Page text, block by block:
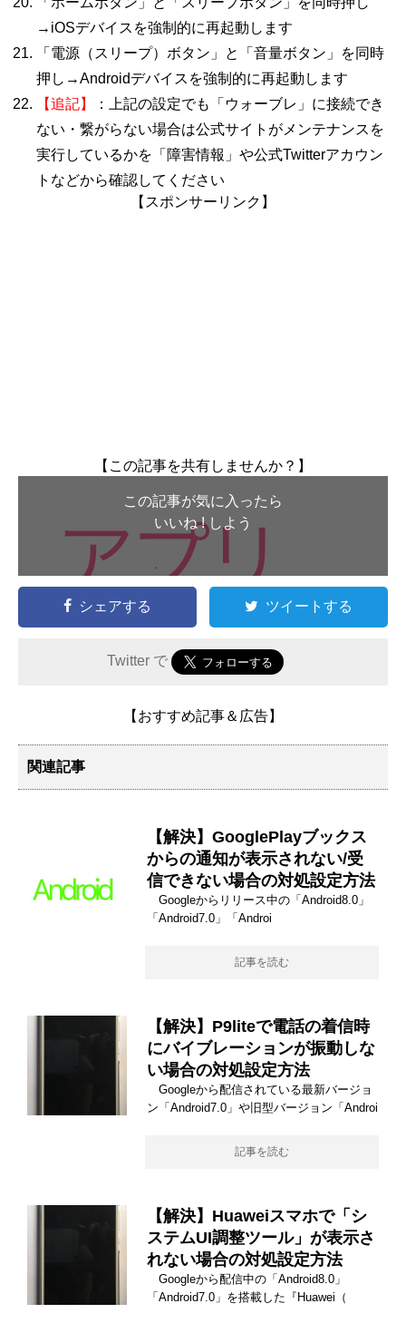
→iOSデバイスを強制的に再起動します
「電源（スリープ）ボタン」と「音量ボタン」を同時
押し→Androidデバイスを強制的に再起動します
【追記】
：上記の設定でも「ウォーブレ」に接続でき
ない・繋がらない場合は公式サイトがメンテナンスを
実行しているかを「障害情報」や公式Twitterアカウン
トなどから確認してください
【スポンサーリンク】
【この記事を共有しませんか？】
この記事が気に入ったら
いいね ! しよう
シェアする ツイートする
Twitter で
【おすすめ記事＆広告】
関連記事
【解決】GooglePlayブックス
からの通知が表示されない/受
信できない場合の対処設定方法
Googleからリリース中の「Android8.0」
「Android7.0」「Androi
記事を読む
【解決】P9liteで電話の着信時
にバイブレーションが振動しな
い場合の対処設定方法
Googleから配信されている最新バージョ
ン「Android7.0」や旧型バージョン「Androi
記事を読む
【解決】Huaweiスマホで「シ
ステムUI調整ツール」が表示さ
れない場合の対処設定方法
Googleから配信中の「Android8.0」
「Android7.0」を搭載した『Huawei（